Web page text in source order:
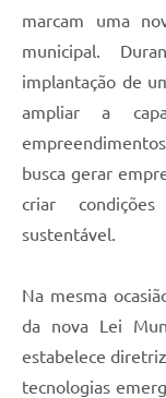
marcam uma
municipal.
implantação de
ampliar a
busca gerar
criar
sustentável.
Na mesma
da nova Lei
estabelece
tecnologias